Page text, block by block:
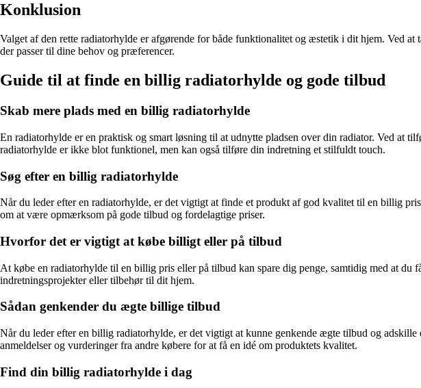
Konklusion
Valget af den rette radiatorhylde er afgørende for både funktionalitet og æstetik i dit hjem. Ved
der passer til dine behov og præferencer.
Guide til at finde en billig radiatorhylde og gode tilbud
Skab mere plads med en billig radiatorhylde
En radiatorhylde er en praktisk og smart løsning til at udnytte pladsen over din radiator. Ved at
radiatorhylde er ikke blot funktionel, men kan også tilføre din indretning et stilfuldt touch.
Søg efter en billig radiatorhylde
Når du leder efter en radiatorhylde, er det vigtigt at finde et produkt af god kvalitet til en billig
om at være opmærksom på gode tilbud og fordelagtige priser.
Hvorfor det er vigtigt at købe billigt eller på tilbud
At købe en radiatorhylde til en billig pris eller på tilbud kan spare dig penge, samtidig med at
indretningsprojekter eller tilbehør til dit hjem.
Sådan genkender du ægte billige tilbud
Når du leder efter en billig radiatorhylde, er det vigtigt at kunne genkende ægte tilbud og
anmeldelser og vurderinger fra andre købere for at få en idé om produktets kvalitet.
Find din billig radiatorhylde i dag